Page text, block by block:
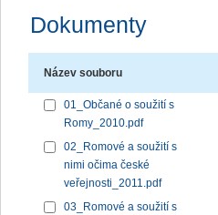
Dokumenty
Název souboru
01_Občané o soužití s
Romy_2010.pdf
02_Romové a soužití s
nimi očima české
veřejnosti_2011.pdf
03_Romové a soužití s